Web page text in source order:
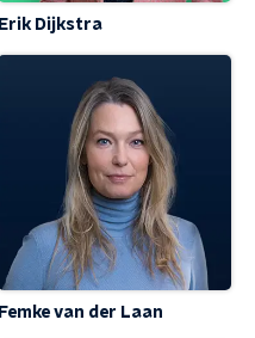
Erik Dijkstra
Femke van der Laan